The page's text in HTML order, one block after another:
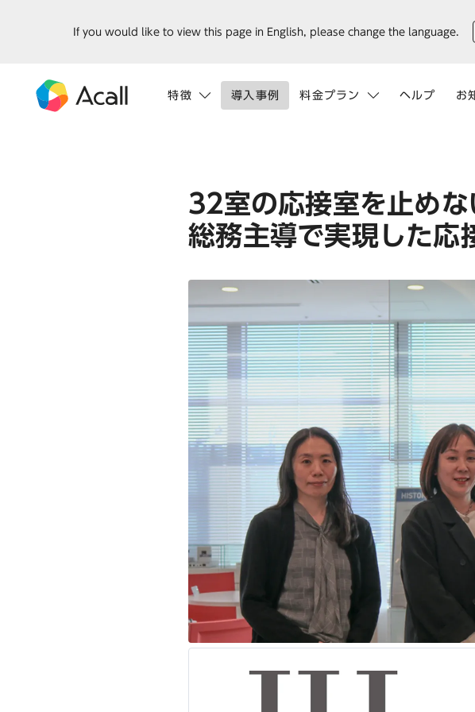
特徴 導入事例 料金プラン ヘルプ お
If you would like to view this page in English, please change the language.
32室の応接室を止めな
総務主導で実現した応